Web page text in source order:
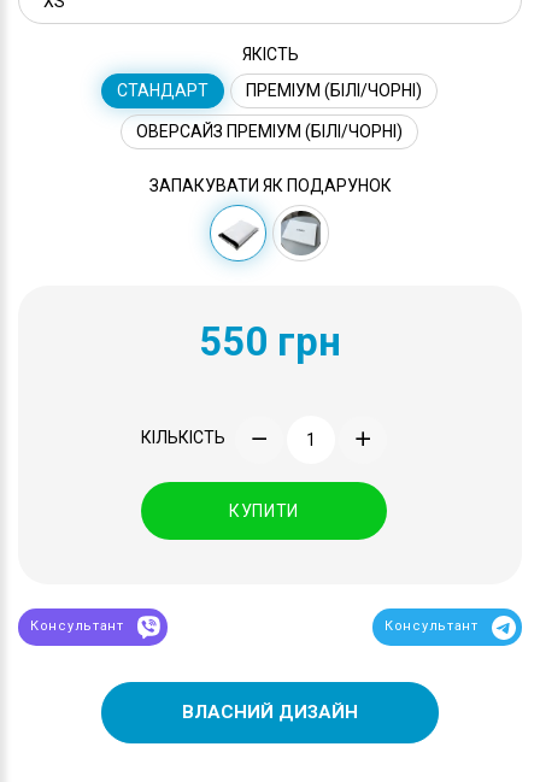
ЯКІСТЬ
СТАНДАРТ
ПРЕМІУМ (БІЛІ/ЧОРНІ)
ОВЕРСАЙЗ ПРЕМІУМ (БІЛІ/ЧОРНІ)
ЗАПАКУВАТИ ЯК ПОДАРУНОК
550 грн
КІЛЬКІСТЬ
КУПИТИ
Консультант Консультант
ВЛАСНИЙ ДИЗАЙН